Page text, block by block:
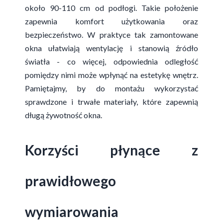
około 90-110 cm od podłogi. Takie położenie
zapewnia komfort użytkowania oraz
bezpieczeństwo. W praktyce tak zamontowane
okna ułatwiają wentylację i stanowią źródło
światła - co więcej, odpowiednia odległość
pomiędzy nimi może wpłynąć na estetykę wnętrz.
Pamiętajmy, by do montażu wykorzystać
sprawdzone i trwałe materiały, które zapewnią
długą żywotność okna.
Korzyści płynące z
prawidłowego
wymiarowania